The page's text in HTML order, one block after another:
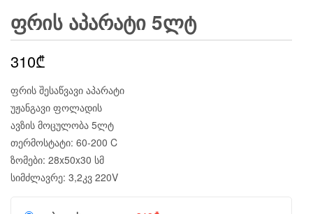
ᲤᲠᲘᲡ ᲐᲞᲐᲠᲐᲢᲘ 5ᲚᲢ
310₾
ფრის შესაწვავი აპარატი
უჟანგავი ფოლადის
ავზის მოცულობა 5ლტ
თერმოსტატი: 60-200 C
ზომები: 28x50x30 სმ
სიმძლავრე: 3,2კვ 220V